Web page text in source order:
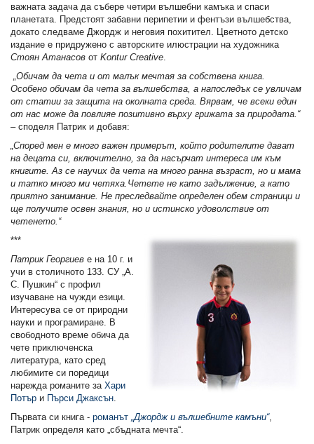
важната задача да събере четири вълшебни камъка и спаси
планетата. Предстоят забавни перипетии и фентъзи вълшебства,
докато следваме Джордж и неговия похитител. Цветното детско
издание е придружено с авторските илюстрации на художника
Стоян Атанасов от Kontur Creative
„Обичам да чета и от малък мечтая за собствена книга.
Особено обичам да чета за вълшебства, а напоследък се увличам
от статии за защита на околната среда. Вярвам, че всеки един
от нас може да повлияе позитивно върху грижата за природата.“
– споделя Патрик и добавя:
„Според мен е много важен примерът, който родителите дават
на децата си, включително, за да насърчат интереса им към
книгите. Аз се научих да чета на много ранна възраст, но и мама
и татко много ми четяха.Четете не като задължение, а като
приятно занимание. Не преследвайте определен обем страници и
ще получите освен знания, но и истинско удоволствие от
четенето.“
***
Патрик Георгиев е на 10 г. и
учи в столичното 133. СУ „А.
С. Пушкин“ с профил
изучаване на чужди езици.
Интересува се от природни
науки и програмиране. В
свободното време обича да
чете приключенска
литература, като сред
любимите си поредици
нарежда романите за Хари
Потър и Пърси Джаксън
Първата си книга - романът „Джордж и вълшебните камъни“,
Патрик определя като „сбъдната мечта“.